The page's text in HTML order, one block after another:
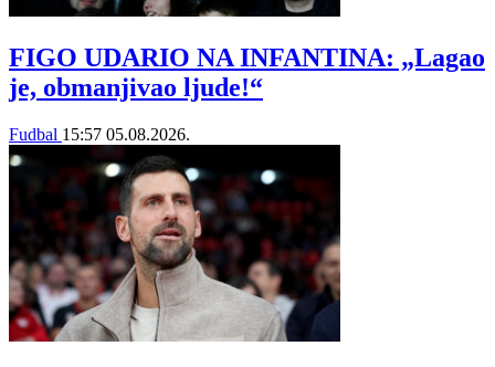
FIGO UDARIO NA INFANTINA: „Lagao
je, obmanjivao ljude!“
Fudbal 15:57 05.08.2026.